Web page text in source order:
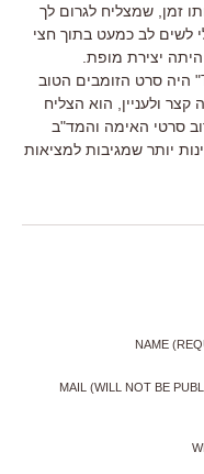
זמן, שמצליח לגרום לך
בלי לשים לב כמעט בתוך חצי
יצירת מופת.
חוץ ממנו, הסרט השוודי "THE UNLIVING" היה סרט הזומבים הטוב
קצר ולעניין, הוא הצליח
סרטי האימה והמד"ב
יותר שמגיבות למציאות
NAME
MAIL (WILL NOT BE